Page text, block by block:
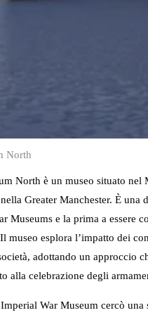
North
North è un museo situato nel
Greater Manchester. È una
Museums e la prima a essere
museo esplora l’impatto dei
adottando un approccio
alla celebrazione degli
War Museum cercò una